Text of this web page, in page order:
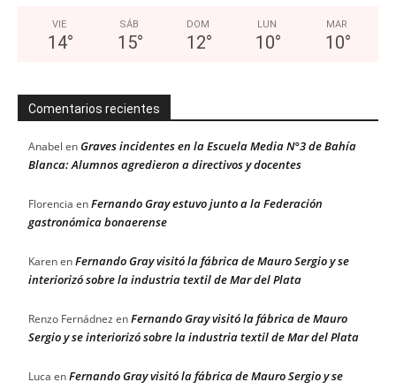
VIE
14°
SÁB
15°
DOM
12°
LUN
10°
MAR
10°
Comentarios recientes
Anabel enGraves incidentes en la Escuela Media N°3 de Bahía
Blanca: Alumnos agredieron a directivos y docentes
Florencia enFernando Gray estuvo junto a la Federación
gastronómica bonaerense
KarenenFernando Gray visitó la fábrica de Mauro Sergio y se
interiorizó sobre la industria textil de Mar del Plata
Renzo Fernádnez enFernando Gray visitó la fábrica de Mauro
Sergio y se interiorizó sobre la industria textil de Mar del Plata
Luca enFernando Gray visitó la fábrica de Mauro Sergio y se